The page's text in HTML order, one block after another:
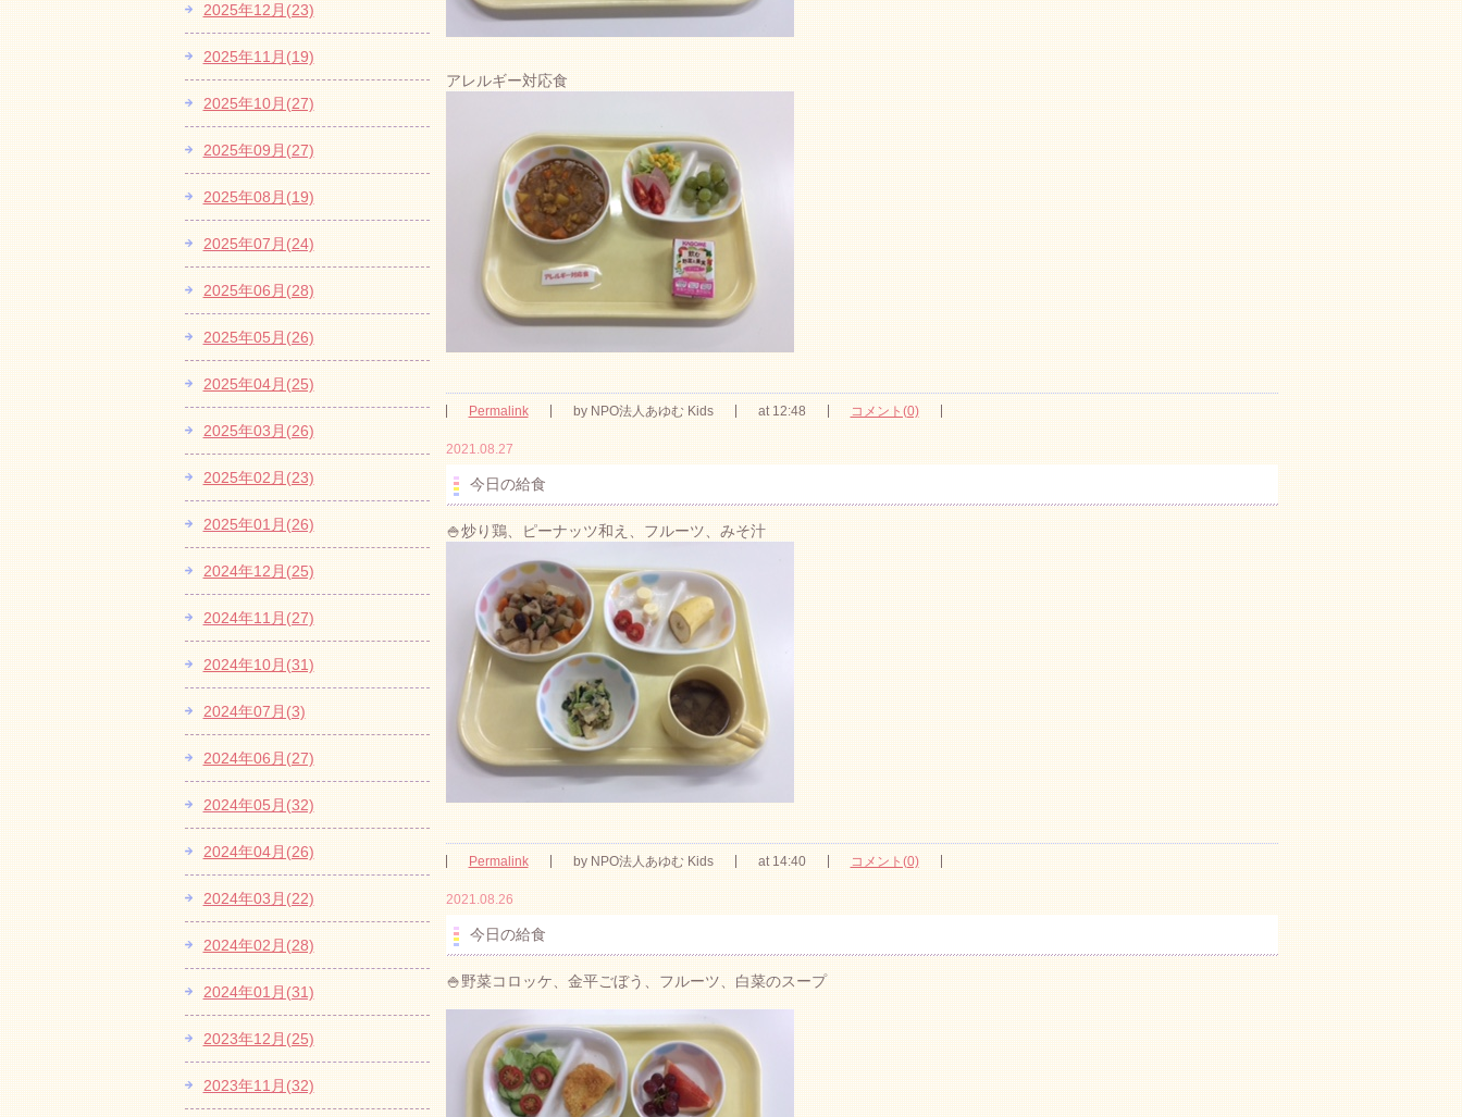
アレルギー対応食
Permalink by NPO法人あゆむ Kids at 12:48 コメント(0)
2021.08.27
今日の給食
🍚炒り鶏、ピーナッツ和え、フルーツ、みそ汁
Permalink by NPO法人あゆむ Kids at 14:40 コメント(0)
2021.08.26
今日の給食
🍚野菜コロッケ、金平ごぼう、フルーツ、白菜のスープ
2025年12月(23)
2025年11月(19)
2025年10月(27)
2025年09月(27)
2025年08月(19)
2025年07月(24)
2025年06月(28)
2025年05月(26)
2025年04月(25)
2025年03月(26)
2025年02月(23)
2025年01月(26)
2024年12月(25)
2024年11月(27)
2024年10月(31)
2024年07月(3)
2024年06月(27)
2024年05月(32)
2024年04月(26)
2024年03月(22)
2024年02月(28)
2024年01月(31)
2023年12月(25)
2023年11月(32)